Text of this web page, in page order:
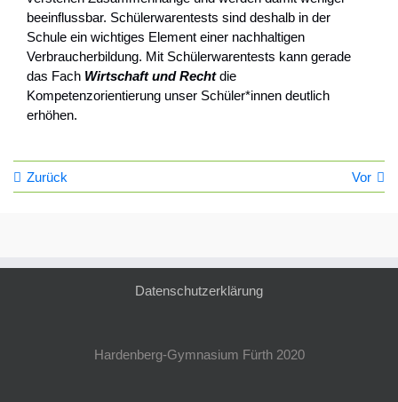
beeinflussbar. Schülerwarentests sind deshalb in der
Schule ein wichtiges Element einer nachhaltigen
Verbraucherbildung. Mit Schülerwarentests kann gerade
das Fach Wirtschaft und Rechtdie
Kompetenzorientierung unser Schüler*innen deutlich
erhöhen.
Zurück Vor
Datenschutzerklärung
Hardenberg-Gymnasium Fürth 2020